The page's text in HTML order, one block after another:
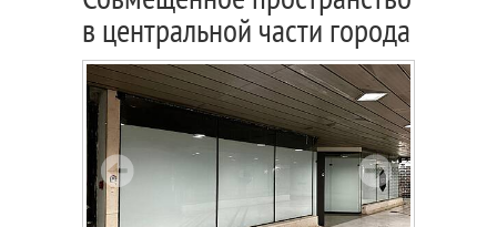
в центральной части города